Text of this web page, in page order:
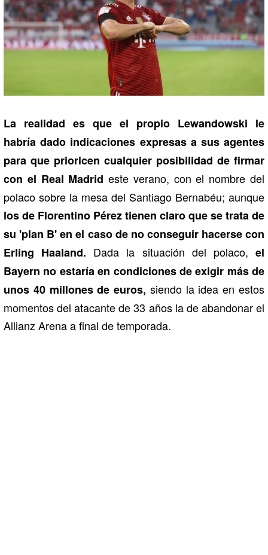
La realidad es que el propio Lewandowski le
habría dado indicaciones expresas a sus agentes
para que prioricen cualquier posibilidad de firmar
con el Real Madrid este verano, con el nombre del
polaco sobre la mesa del Santiago Bernabéu; aunque
los de Florentino Pérez tienen claro que se trata de
su 'plan B' en el caso de no conseguir hacerse con
Erling Haaland. Dada la situación del polaco,el
Bayern no estaría en condiciones de exigir más de
unos 40 millones de euros, siendo la idea en estos
momentos del atacante de 33 años la de abandonar el
Allianz Arena a final de temporada.